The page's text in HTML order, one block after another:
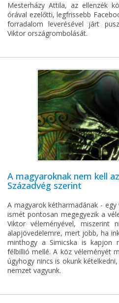
Mesterházy Attila, az ellenzék
órával ezelőtti, legfrissebb
forradalom leverésével járt
Viktor országrombolását.
A magyaroknak nem kell
Századvég szerint
A magyarok kétharmadának -
ismét pontosan megegyezik a
Viktor véleményével, miszerint
alapjövedelemre, mert jobb, ha
minthogy a Simicska is kapjon
félbillió mellé. A köz véleményét
úgyhogy nincs is okunk
nemzet vagyunk.